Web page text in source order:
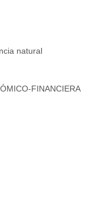
natural
FINANCIERA